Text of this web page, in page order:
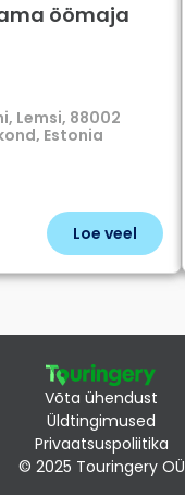
öömaja
Lemsi, 88002
Estonia
Loe veel
Võta ühendust
Üldtingimused
Privaatsuspoliitika
© 2025 Touringery OÜ